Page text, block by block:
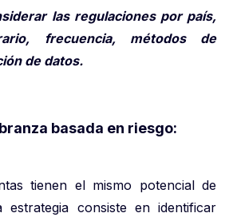
las regulaciones por país,
frecuencia, métodos de
de datos.
basada en riesgo:
tienen el mismo potencial de
estrategia consiste en identificar